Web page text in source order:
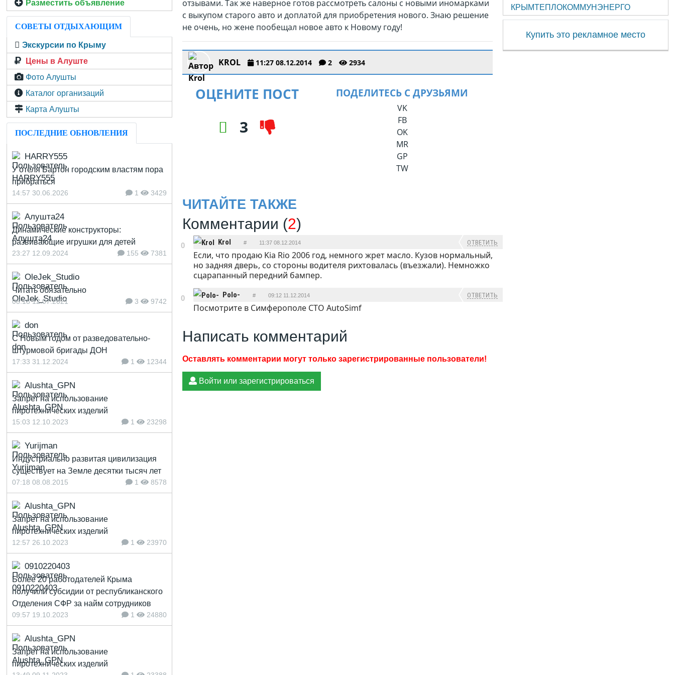
отзывами. Так же наверное готов рассмотреть салоны с новыми иномарками
с выкупом старого авто и доплатой для приобретения нового. Знаю решение
не очень, но жене пообещал новое авто к Новому году!
KROL 11:27 08.12.2014 2 2934
ОЦЕНИТЕ ПОСТ
3
ПОДЕЛИТЕСЬ С ДРУЗЬЯМИ
VK
FB
OK
MR
GP
TW
ЧИТАЙТЕ ТАКЖЕ
Комментарии (2)
0 Krol # 11:37 08.12.2014 ОТВЕТИТЬ
Если, что продаю Kia Rio 2006 год, немного жрет масло. Кузов нормальный,
но задняя дверь, со стороны водителя рихтовалась (въезжали). Немножко
сцарапанный передний бампер.
0 Polo- # 09:12 11.12.2014 ОТВЕТИТЬ
Посмотрите в Симферополе СТО AutoSimf
Написать комментарий
Войти или зарегистрироваться
Разместить объявление
СОВЕТЫ ОТДЫХАЮЩИМ
Экскурсии по Крыму
Цены в Алуште
Фото Алушты
Каталог организаций
Карта Алушты
ПОСЛЕДНИЕ ОБНОВЛЕНИЯ
HARRY555
У отеля Бартон городским властям пора
прибраться
14:57 30.06.2026 1 3429
Алушта24
Динамические конструкторы:
развивающие игрушки для детей
23:27 12.09.2024 155 7381
OleJek_Studio
Читать обязательно
08:18 12.07.2021 3 9742
don
С Новым годом от разведовательно-
штурмовой бригады ДОН
17:33 31.12.2024 1 12344
Alushta_GPN
Запрет на использование
пиротехнических изделий
15:03 12.10.2023 1 23298
Yurijman
Индустриально развитая цивилизация
существует на Земле десятки тысяч лет
07:18 08.08.2015 1 8578
Alushta_GPN
Запрет на использование
пиротехнических изделий
12:57 26.10.2023 1 23970
0910220403
Более 20 работодателей Крыма
получили субсидии от республиканского
Отделения СФР за найм сотрудников
09:57 19.10.2023 1 24880
Alushta_GPN
Запрет на использование
пиротехнических изделий
КРЫМТЕПЛОКОММУНЭНЕРГО
Купить это рекламное место